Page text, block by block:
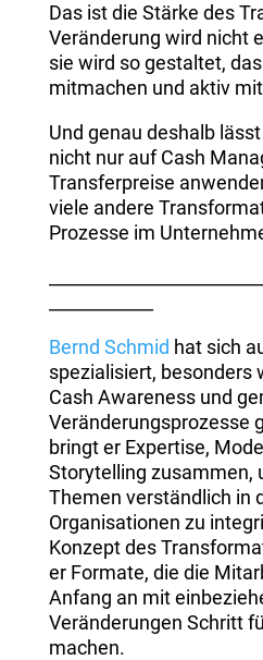
Das ist die Stärke des
Veränderung wird nicht
sie wird so gestaltet,
mitmachen und aktiv
Und genau deshalb
nicht nur auf Cash
Transferpreise
viele andere
Prozesse im
Bernd Schmid hat sich
spezialisiert, besonders
Cash Awareness und
Veränderungsprozesse
bringt er Expertise,
Storytelling zusammen,
Themen verständlich in
Organisationen zu
Konzept des
er Formate, die die
Anfang an mit
Veränderungen Schritt
machen.